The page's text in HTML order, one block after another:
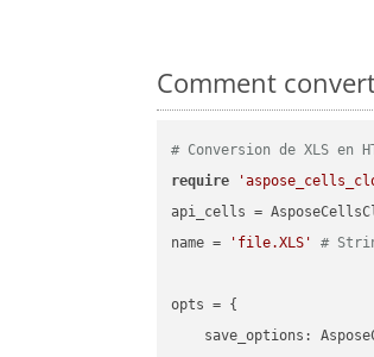
Comment
# Conversion de XLS en
require
api_cells =
name =
'file.XLS' #
opts = {
save_options: